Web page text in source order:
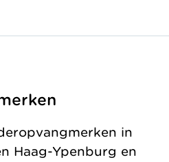
in
Haag-Ypenburg en